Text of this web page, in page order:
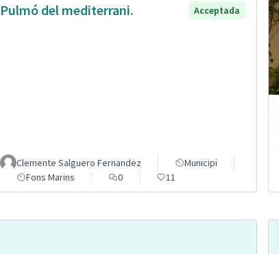
Pulmó del mediterrani. Acceptada
Clemente Salguero Fernandez
Municipi
Fons Marins
0 11